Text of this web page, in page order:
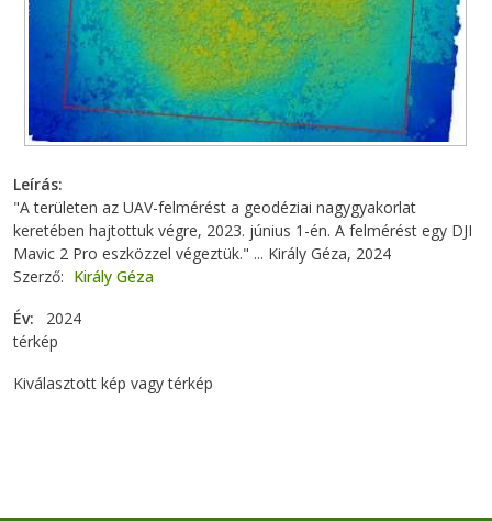
Leírás
"A területen az UAV-felmérést a geodéziai nagygyakorlat
keretében hajtottuk végre, 2023. június 1-én. A felmérést egy DJI
Mavic 2 Pro eszközzel végeztük." ... Király Géza, 2024
Szerző
Király Géza
Év
2024
térkép
Kiválasztott kép vagy térkép